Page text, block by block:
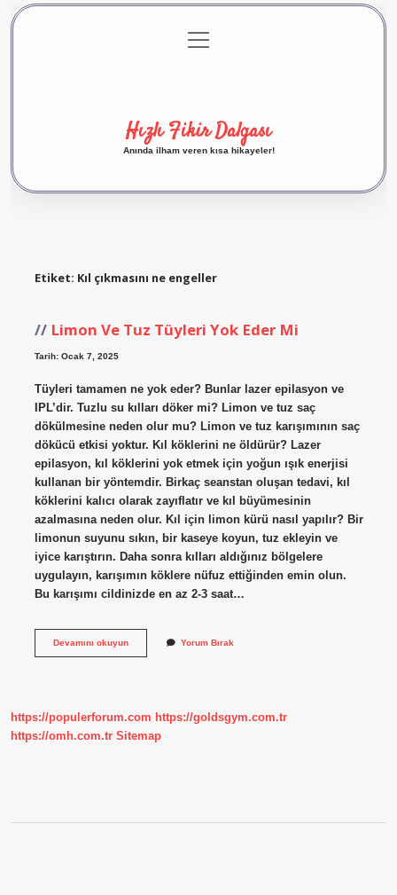
Gizlilik Politikası
menüyü
aç
Hızlı Fikir Dalgası
Anında ilham veren kısa hikayeler!
Etiket: Kıl çıkmasını ne engeller
Limon Ve Tuz Tüyleri Yok Eder Mi
Tarih: Ocak 7, 2025
Tüyleri tamamen ne yok eder? Bunlar lazer epilasyon ve
IPL’dir. Tuzlu su kılları döker mi? Limon ve tuz saç
dökülmesine neden olur mu? Limon ve tuz karışımının saç
dökücü etkisi yoktur. Kıl köklerini ne öldürür? Lazer
epilasyon, kıl köklerini yok etmek için yoğun ışık enerjisi
kullanan bir yöntemdir. Birkaç seanstan oluşan tedavi, kıl
köklerini kalıcı olarak zayıflatır ve kıl büyümesinin
azalmasına neden olur. Kıl için limon kürü nasıl yapılır? Bir
limonun suyunu sıkın, bir kaseye koyun, tuz ekleyin ve
iyice karıştırın. Daha sonra kılları aldığınız bölgelere
uygulayın, karışımın köklere nüfuz ettiğinden emin olun.
Bu karışımı cildinizde en az 2-3 saat…
Devamını okuyunLimon
Mi
Yorum Bırak
https://populerforum.com https://goldsgym.com.tr
https://omh.com.tr Sitemap